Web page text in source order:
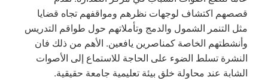
قصصهم اكتشاف لوجهات نظرهم ومواقفهم تجاه قضايا
مثل التنمر الشمول والدمج وتأملاتهم حول طواقم التدريس
وأنشطتهم الخاصة كمناصرين يافعين. الأهم من ذلك فان
النشرة تسلط الضوء على الحاجة للاستماع إلى الأصوات
الشابة عند محاولة خلق بيئة تعليمية جامعة حقيقية.